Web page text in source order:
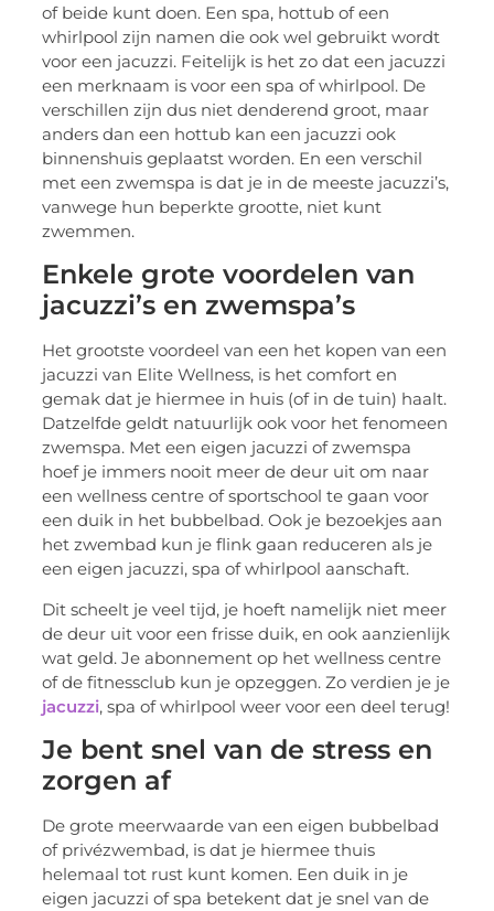
of beide kunt doen. Een spa, hottub of een
whirlpool zijn namen die ook wel gebruikt wordt
voor een jacuzzi. Feitelijk is het zo dat een jacuzzi
een merknaam is voor een spa of whirlpool. De
verschillen zijn dus niet denderend groot, maar
anders dan een hottub kan een jacuzzi ook
binnenshuis geplaatst worden. En een verschil
met een zwemspa is dat je in de meeste jacuzzi’s,
vanwege hun beperkte grootte, niet kunt
zwemmen.
Enkele grote voordelen van
jacuzzi’s en zwemspa’s
Het grootste voordeel van een het kopen van een
jacuzzi van Elite Wellness, is het comfort en
gemak dat je hiermee in huis (of in de tuin) haalt.
Datzelfde geldt natuurlijk ook voor het fenomeen
zwemspa. Met een eigen jacuzzi of zwemspa
hoef je immers nooit meer de deur uit om naar
een wellness centre of sportschool te gaan voor
een duik in het bubbelbad. Ook je bezoekjes aan
het zwembad kun je flink gaan reduceren als je
een eigen jacuzzi, spa of whirlpool aanschaft.
Dit scheelt je veel tijd, je hoeft namelijk niet meer
de deur uit voor een frisse duik, en ook aanzienlijk
wat geld. Je abonnement op het wellness centre
of de fitnessclub kun je opzeggen. Zo verdien je je
jacuzzi, spa of whirlpool weer voor een deel terug!
Je bent snel van de stress en
zorgen af
De grote meerwaarde van een eigen bubbelbad
of privézwembad, is dat je hiermee thuis
helemaal tot rust kunt komen. Een duik in je
eigen jacuzzi of spa betekent dat je snel van de